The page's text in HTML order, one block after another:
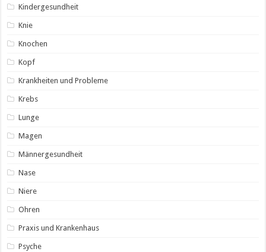
Kindergesundheit
Knie
Knochen
Kopf
Krankheiten und Probleme
Krebs
Lunge
Magen
Männergesundheit
Nase
Niere
Ohren
Praxis und Krankenhaus
Psyche